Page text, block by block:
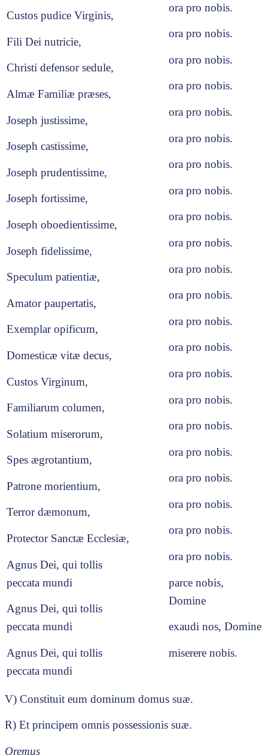
Custos pudice Virginis,
Fili Dei nutricie,
Christi defensor sedule,
Almæ Familiæ præses,
Joseph justissime,
Joseph castissime,
Joseph prudentissime,
Joseph fortissime,
Joseph oboedientissime,
Joseph fidelissime,
Speculum patientiæ,
Amator paupertatis,
Exemplar opificum,
Domesticæ vitæ decus,
Custos Virginum,
Familiarum columen,
Solatium miserorum,
Spes ægrotantium,
Patrone morientium,
Terror dæmonum,
Protector Sanctæ Ecclesiæ,
Agnus Dei, qui tollis
peccata mundi
Agnus Dei, qui tollis
peccata mundi
Agnus Dei, qui tollis
peccata mundi
ora pro nobis.
ora pro nobis.
ora pro nobis.
ora pro nobis.
ora pro nobis.
ora pro nobis.
ora pro nobis.
ora pro nobis.
ora pro nobis.
ora pro nobis.
ora pro nobis.
ora pro nobis.
ora pro nobis.
ora pro nobis.
ora pro nobis.
ora pro nobis.
ora pro nobis.
ora pro nobis.
ora pro nobis.
ora pro nobis.
ora pro nobis.
ora pro nobis.
parce nobis,
Domine
exaudi nos, Domine
miserere nobis.
V) Constituit eum dominum domus suæ.
R) Et principem omnis possessionis suæ.
Oremus